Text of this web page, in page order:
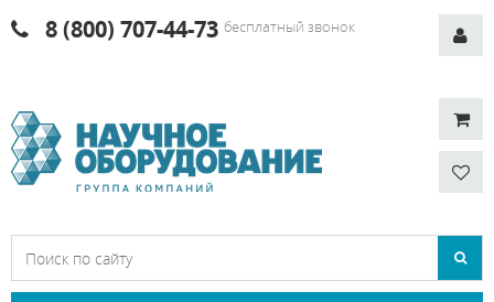
8 (800) 707-44-73 бесплатный звонок